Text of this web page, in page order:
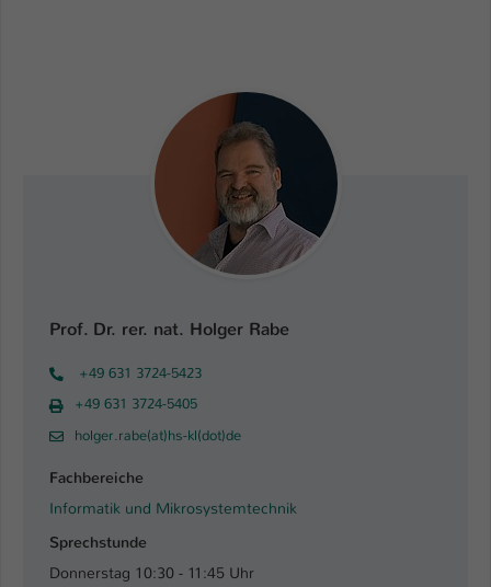
Prof. Dr. rer. nat. Holger Rabe
+49 631 3724-5423
+49 631 3724-5405
holger.rabe(at)hs-kl(dot)de
Fachbereiche
Informatik und Mikrosystemtechnik
Sprechstunde
Donnerstag 10:30 - 11:45 Uhr
Betreiber dies eingestellt hat.
fe_typo_user / PHPSESSID
TYPO3
1 Woche
Zweck
Cookie von TYPO3. Es speichert im Fall
wiedererkannt werden und es wird ihm
Zugang zu geschützten Bereichen
Anbieter TYPO3